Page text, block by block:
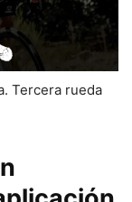
Tercera rueda